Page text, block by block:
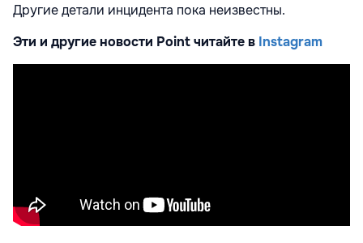
Другие детали инцидента пока неизвестны.
Эти и другие новости Point читайте в Instagram